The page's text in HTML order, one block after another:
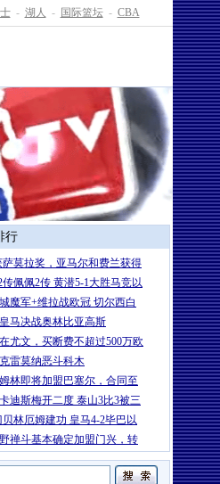
- 湖人 - 国际篮坛 - CBA
行
莫拉奖，亚马尔和费兰获得
佩佩2传 黄潜5-1大胜马竞以
魔军+维拉战欧冠 切尔西白
马决战奥林比亚高斯
尤文，买断费不超过500万欧
雷莫纳恶斗科木
林即将加盟巴塞尔，合同至
迪斯梅开二度 泰山3比3被三
林厄姆建功 皇马4-2毕巴以
禅斗基本确定加盟门兴，转